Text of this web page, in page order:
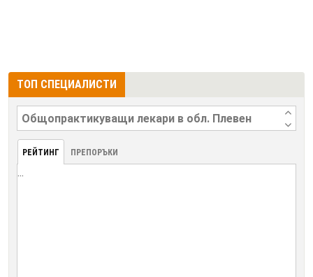
ТОП СПЕЦИАЛИСТИ
РЕЙТИНГ ПРЕПОРЪКИ
...